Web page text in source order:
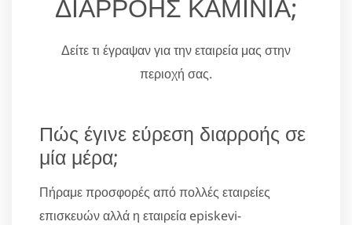
ΔΙΑΡΡΟΗΣ ΚΑΜΙΝΙΑ;
Δείτε τι έγραψαν για την εταιρεία μας στην
περιοχή σας.
Πώς έγινε εύρεση διαρροής σε
μία μέρα;
Πήραμε προσφορές από πολλές εταιρείες
επισκευών αλλά η εταιρεία episkevi-